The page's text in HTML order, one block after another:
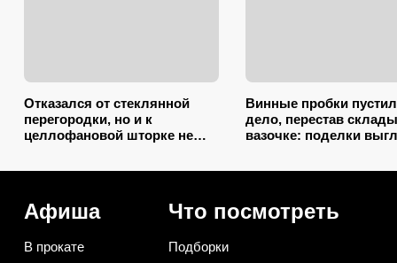
Отказался от стеклянной
перегородки, но и к
целлофановой шторке не
Винные пробки
дело, перестав
вазочке: поделки
Афиша
В прокате
Что посмотреть
Подборки